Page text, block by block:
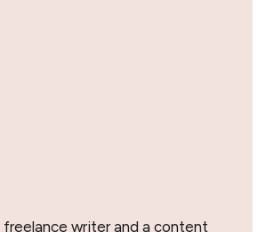
freelance writer and a content